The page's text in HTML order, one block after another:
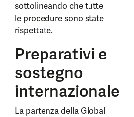
sottolineando che tutte
le procedure sono state
rispettate.
Preparativi e
sostegno
internazionale
La partenza della Global